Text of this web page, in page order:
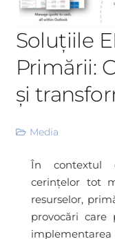
Soluțiile
Primării:
și
Media
În contextul
cerințelor tot
resurselor,
provocări